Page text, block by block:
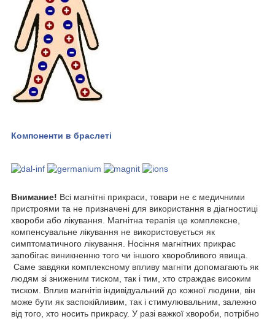
Компоненти в браслеті
Внимание! Всі магнітні прикраси, товари не є медичними
пристроями та не призначені для використання в діагностиці
хвороби або лікування. Магнітна терапія це комплексне,
компенсувальне лікування не використовується як
симптоматичного лікування. Носіння магнітних прикрас
запобігає виникненню того чи іншого хворобливого явища.
Саме завдяки комплексному впливу магніти допомагають як
людям зі зниженим тиском, так і тим, хто страждає високим
тиском. Вплив магнітів індивідуальний до кожної людини, він
може бути як заспокійливим, так і стимулювальним, залежно
від того, хто носить прикрасу. У разі важкої хвороби, потрібно